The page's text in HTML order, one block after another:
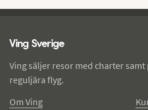
Ving Sverige
Ving säljer resor med charter
reguljära flyg.
Om Ving